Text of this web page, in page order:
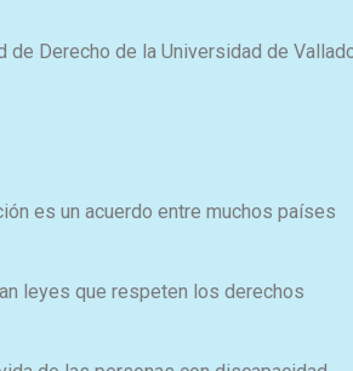
de Derecho de la Universidad de
es un acuerdo entre muchos países
leyes que respeten los derechos